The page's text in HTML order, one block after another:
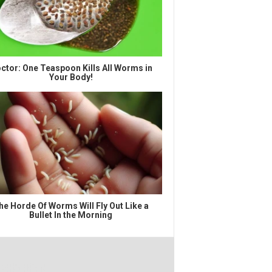
One Teaspoon Kills All Worms in
Your Body!
Horde Of Worms Will Fly Out Like a
Bullet In the Morning